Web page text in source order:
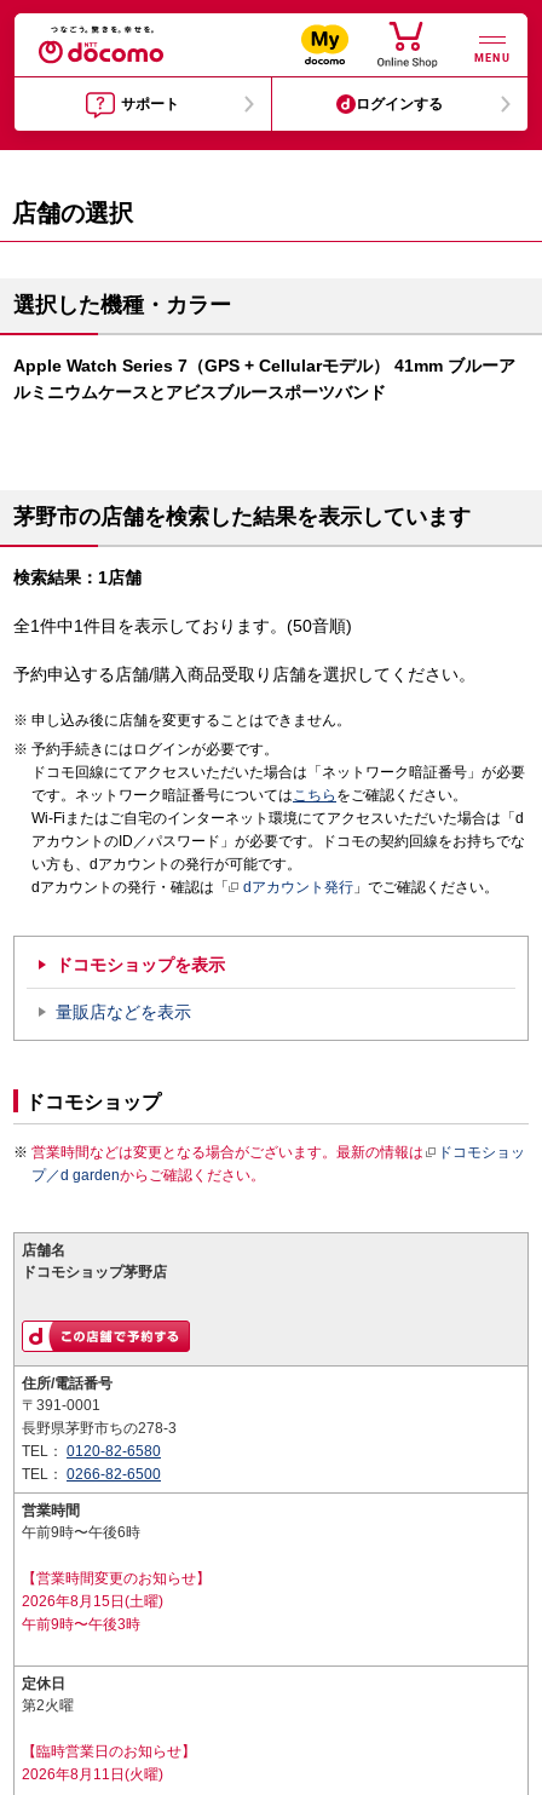
MENU
サポート ログインする
店舗の選択
選択した機種・カラー
Apple Watch Series 7（GPS + Cellularモデル） 41mm ブルーア
ルミニウムケースとアビスブルースポーツバンド
茅野市の店舗を検索した結果を表示しています
検索結果：1店舗
全1件中1件目を表示しております。(50音順)
予約申込する店舗/購入商品受取り店舗を選択してください。
申し込み後に店舗を変更することはできません。
予約手続きにはログインが必要です。
ドコモ回線にてアクセスいただいた場合は「ネットワーク暗証番号」が必要
です。ネットワーク暗証番号についてはこちら をご確認ください。
Wi-Fiまたはご自宅のインターネット環境にてアクセスいただいた場合は「d
アカウントのID／パスワード」が必要です。ドコモの契約回線をお持ちでな
い方も、dアカウントの発行が可能です。
dアカウントの発行・確認は「
dアカウント発行 」でご確認ください。
ドコモショップを表示
量販店などを表示
ドコモショップ
営業時間などは変更となる場合がございます。最新の情報は
ドコモショッ
プ／d gardenからご確認ください。
店舗名
ドコモショップ茅野店
住所/電話番号
〒391-0001
長野県茅野市ちの278-3
TEL： 0120-82-6580
TEL： 0266-82-6500
営業時間
午前9時〜午後6時
【営業時間変更のお知らせ】
2026年8月15日(土曜)
午前9時〜午後3時
定休日
第2火曜
【臨時営業日のお知らせ】
2026年8月11日(火曜)